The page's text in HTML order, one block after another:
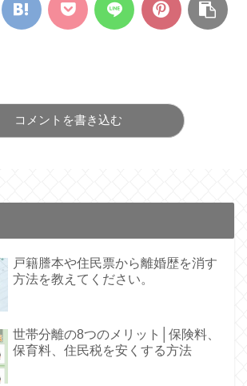
コメントを書き込む
戸籍謄本や住民票から離婚歴を消す
方法を教えてください。
世帯分離の8つのメリット│保険料、
保育料、住民税を安くする方法